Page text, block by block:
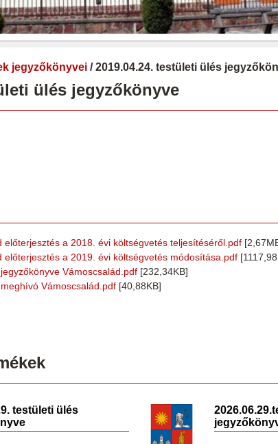
jegyzőkönyvei / 2019.04.24. testületi ülés
ülés jegyzőkönyve
előterjesztés a 2018. évi költségvetés teljesítéséről.pdf
előterjesztés a 2019. évi költségvetés módosítása.pdf
Vámoscsalád.pdf [232,34KB]
Vámoscsalád.pdf [40,88KB]
testületi ülés